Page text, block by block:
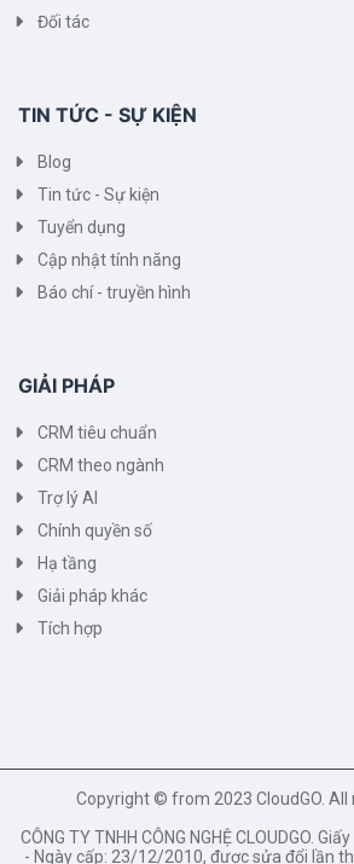
Đối tác
TIN TỨC - SỰ KIỆN
Blog
Tin tức - Sự kiện
Tuyển dụng
Cập nhật tính năng
Báo chí - truyền hình
GIẢI PHÁP
CRM tiêu chuẩn
CRM theo ngành
Trợ lý AI
Chính quyền số
Hạ tầng
Giải pháp khác
Tích hợp
Copyright © from 2023 CloudGO. All
CÔNG TY TNHH CÔNG NGHỆ CLOUDGO.
- Ngày cấp: 23/12/2010, được sửa đổi lần